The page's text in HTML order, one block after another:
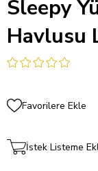
Sleepy
Havlusu
Favorilere Ekle
İstek Listeme